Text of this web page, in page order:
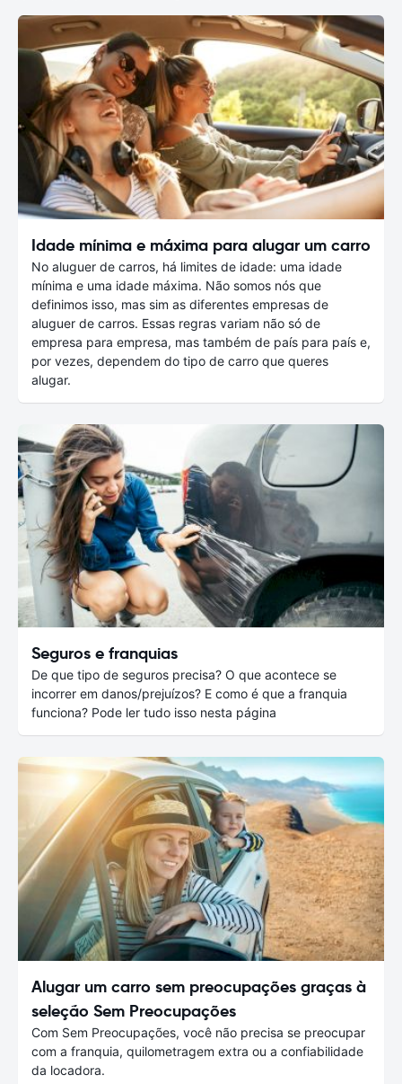
Idade mínima e máxima para alugar um carro
No aluguer de carros, há limites de idade: uma idade
mínima e uma idade máxima. Não somos nós que
definimos isso, mas sim as diferentes empresas de
aluguer de carros. Essas regras variam não só de
empresa para empresa, mas também de país para país e,
por vezes, dependem do tipo de carro que queres
alugar.
Seguros e franquias
De que tipo de seguros precisa? O que acontece se
incorrer em danos/prejuízos? E como é que a franquia
funciona? Pode ler tudo isso nesta página
Alugar um carro sem preocupações graças à
seleção Sem Preocupações
Com Sem Preocupações, você não precisa se preocupar
com a franquia, quilometragem extra ou a confiabilidade
da locadora.